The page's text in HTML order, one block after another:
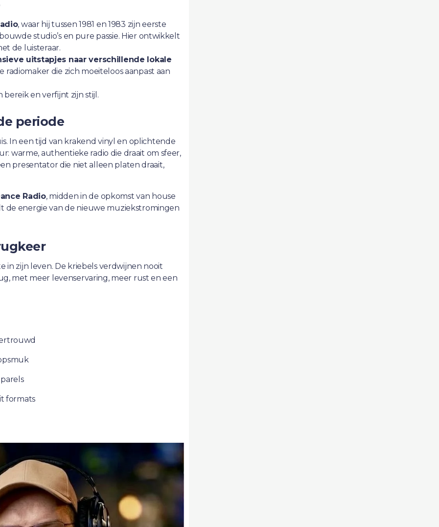
, waar hij tussen 1981 en 1983 zijn eerste
studio’s en pure passie. Hier ontwikkelt
de luisteraar.
uitstapjes naar verschillende lokale
radiomaker die zich moeiteloos aanpast aan
en verfijnt zijn stijl.
periode
In een tijd van krakend vinyl en oplichtende
warme, authentieke radio die draait om sfeer,
presentator die niet alleen platen draait,
Radio, midden in de opkomst van house
de energie van de nieuwe muziekstromingen
in zijn leven. De kriebels verdwijnen nooit
met meer levenservaring, meer rust en een
formats